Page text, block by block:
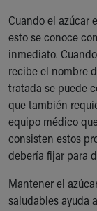
Cincinnati
Your Visit
MyChart
Directions
Doggie Brigade
During Your
Financial
Rest
Visiting
Department of
Health Info
Cuando el azúcar
esto se conoce
inmediato.
recibe el nombre
tratada se puede
que también
equipo médico
consisten estos
debería fijar para
Mantener el
saludables ayuda